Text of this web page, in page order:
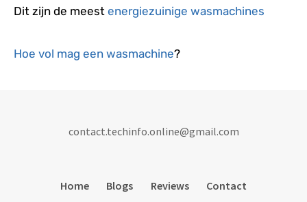
Dit zijn de meest energiezuinige wasmachines
Hoe vol mag een wasmachine?
contact.techinfo.online@gmail.com
Home Blogs Reviews Contact